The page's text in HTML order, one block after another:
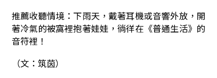
推薦收聽情境：下雨天，戴著耳機或音響外放，開
著冷氣的被窩裡抱著娃娃，徜徉在《普通生活》的
音符裡！
（文：筑茵）